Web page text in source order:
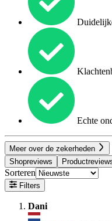
Echte
Meer over de zekerheden
Shopreviews
Sorteren
Filters
Dani